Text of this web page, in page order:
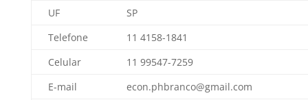
UF
SP
Telefone
11 4158-1841
Celular
11 99547-7259
E-mail
econ.phbranco@gmail.com